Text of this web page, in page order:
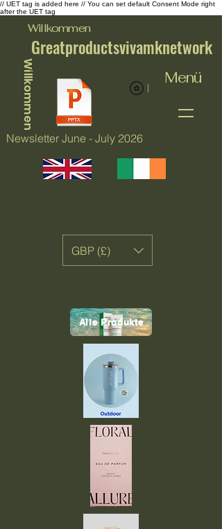
// UET tag is added here // You can set default Consent Mode right
after the UET tag
Willkommen
Newsletter June - July 2026
Greatproductsvivamknetwork
Menü
Willkommen
GBP (£)
Alle Produkte